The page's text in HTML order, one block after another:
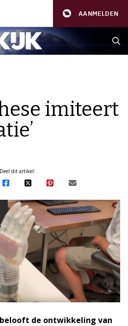
AANMELDEN
imiteert
Deel dit artikel:
de ontwikkeling van